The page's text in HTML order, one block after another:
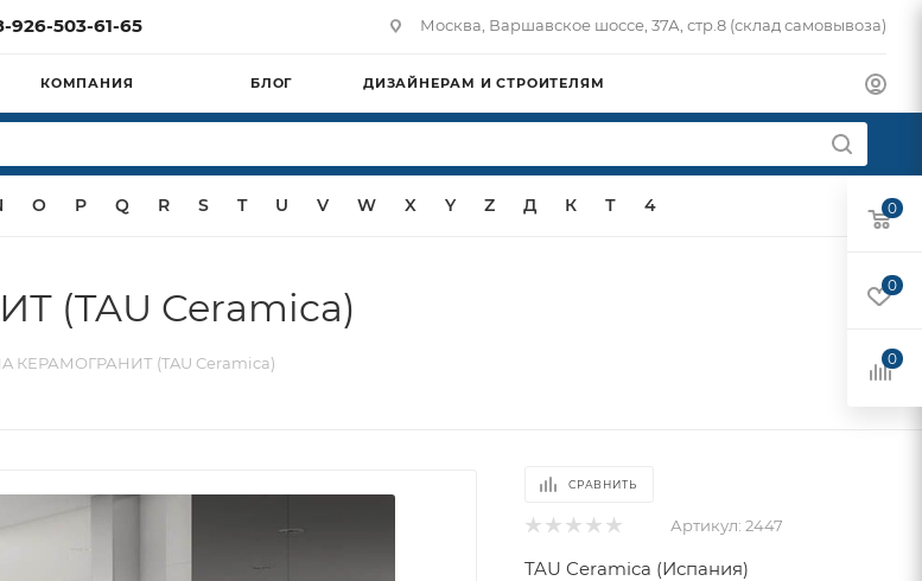
926-503-61-65 Москва, Варшавское шоссе, 37А, стр.8 (склад самовывоза)
КОМПАНИЯ БЛОГ ДИЗАЙНЕРАМ И СТРОИТЕЛЯМ
O P Q R S T U V W X Y Z Д К Т 4
(TAU Ceramica)
КЕРАМОГРАНИТ (TAU Ceramica)
СРАВНИТЬ
Артикул: 2447
TAU Ceramica (Испания)
0
0
0